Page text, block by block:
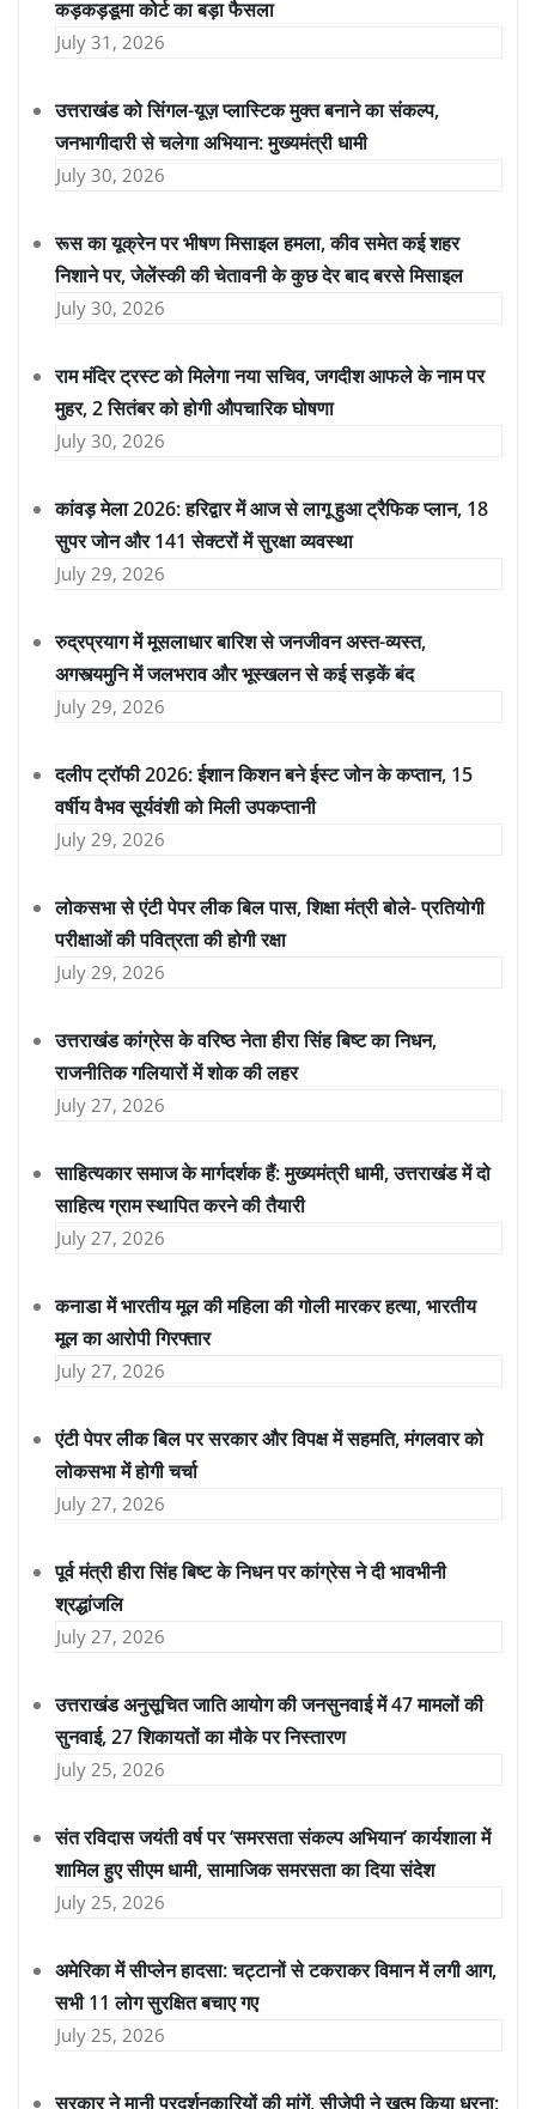
कड़कड़डूमा कोर्ट का बड़ा फैसला
July 31, 2026
उत्तराखंड को सिंगल-यूज़ प्लास्टिक मुक्त बनाने का संकल्प,
जनभागीदारी से चलेगा अभियान: मुख्यमंत्री धामी
July 30, 2026
रूस का यूक्रेन पर भीषण मिसाइल हमला, कीव समेत कई शहर
निशाने पर, जेलेंस्की की चेतावनी के कुछ देर बाद बरसे मिसाइल
July 30, 2026
राम मंदिर ट्रस्ट को मिलेगा नया सचिव, जगदीश आफले के नाम पर
मुहर, 2 सितंबर को होगी औपचारिक घोषणा
July 30, 2026
कांवड़ मेला 2026: हरिद्वार में आज से लागू हुआ ट्रैफिक प्लान, 18
सुपर जोन और 141 सेक्टरों में सुरक्षा व्यवस्था
July 29, 2026
रुद्रप्रयाग में मूसलाधार बारिश से जनजीवन अस्त-व्यस्त,
अगस्त्यमुनि में जलभराव और भूस्खलन से कई सड़कें बंद
July 29, 2026
दलीप ट्रॉफी 2026: ईशान किशन बने ईस्ट जोन के कप्तान, 15
वर्षीय वैभव सूर्यवंशी को मिली उपकप्तानी
July 29, 2026
लोकसभा से एंटी पेपर लीक बिल पास, शिक्षा मंत्री बोले- प्रतियोगी
परीक्षाओं की पवित्रता की होगी रक्षा
July 29, 2026
उत्तराखंड कांग्रेस के वरिष्ठ नेता हीरा सिंह बिष्ट का निधन,
राजनीतिक गलियारों में शोक की लहर
July 27, 2026
साहित्यकार समाज के मार्गदर्शक हैं: मुख्यमंत्री धामी, उत्तराखंड में दो
साहित्य ग्राम स्थापित करने की तैयारी
July 27, 2026
कनाडा में भारतीय मूल की महिला की गोली मारकर हत्या, भारतीय
मूल का आरोपी गिरफ्तार
July 27, 2026
एंटी पेपर लीक बिल पर सरकार और विपक्ष में सहमति, मंगलवार को
लोकसभा में होगी चर्चा
July 27, 2026
पूर्व मंत्री हीरा सिंह बिष्ट के निधन पर कांग्रेस ने दी भावभीनी
श्रद्धांजलि
July 27, 2026
उत्तराखंड अनुसूचित जाति आयोग की जनसुनवाई में 47 मामलों की
सुनवाई, 27 शिकायतों का मौके पर निस्तारण
July 25, 2026
संत रविदास जयंती वर्ष पर ‘समरसता संकल्प अभियान’ कार्यशाला में
शामिल हुए सीएम धामी, सामाजिक समरसता का दिया संदेश
July 25, 2026
अमेरिका में सीप्लेन हादसा: चट्टानों से टकराकर विमान में लगी आग,
सभी 11 लोग सुरक्षित बचाए गए
July 25, 2026
सरकार ने मानी प्रदर्शनकारियों की मांगें, सीजेपी ने खत्म किया धरना;